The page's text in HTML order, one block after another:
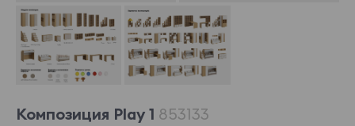
Композиция Play 1 853133